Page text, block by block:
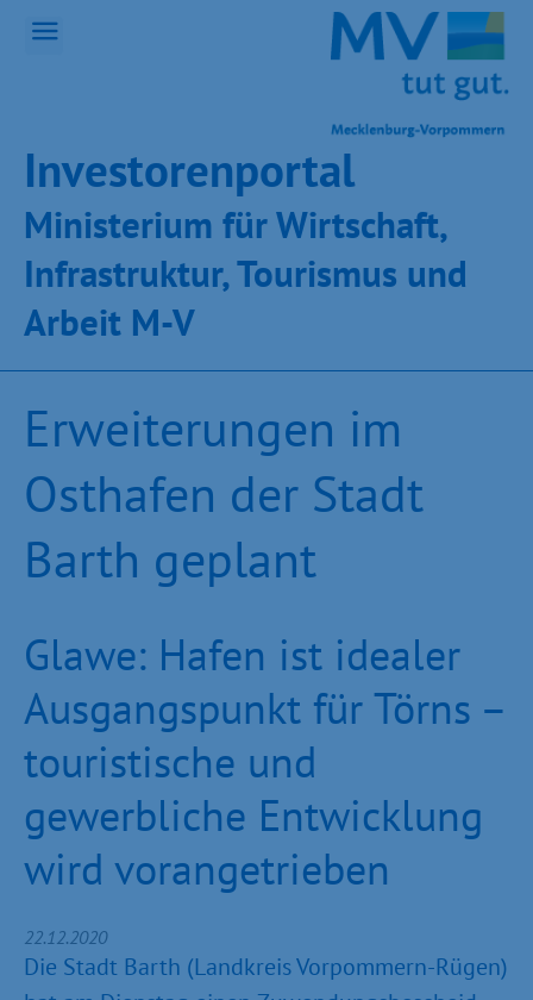
Inves­toren­por­tal
Ministeri­um für Wirt­schaft,
Infra­struk­tur, Tou­ris­mus und
Ar­beit M-V
Erweiterungen im
Osthafen der Stadt
Barth geplant
Glawe: Hafen ist idealer
Ausgangspunkt für Törns –
touristische und
gewerbliche Entwicklung
wird vorangetrieben
22.12.2020
Die Stadt Barth (Landkreis Vorpommern-Rügen)